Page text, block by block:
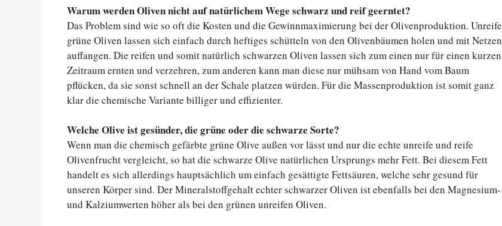
Warum werden Oliven nicht auf natürlichem Wege schwarz und reif geerntet?
Das Problem sind wie so oft die Kosten und die Gewinnmaximierung bei der Olivenproduktion. Unreife
grüne Oliven lassen sich einfach durch heftiges schütteln von den Olivenbäumen holen und mit Netzen
auffangen. Die reifen und somit natürlich schwarzen Oliven lassen sich zum einen nur für einen kurzen
Zeitraum ernten und verzehren, zum anderen kann man diese nur mühsam von Hand vom Baum
pflücken, da sie sonst schnell an der Schale platzen würden. Für die Massenproduktion ist somit ganz
klar die chemische Variante billiger und effizienter.
Welche Olive ist gesünder, die grüne oder die schwarze Sorte?
Wenn man die chemisch gefärbte grüne Olive außen vor lässt und nur die echte unreife und reife
Olivenfrucht vergleicht, so hat die schwarze Olive natürlichen Ursprungs mehr Fett. Bei diesem Fett
handelt es sich allerdings hauptsächlich um einfach gesättigte Fettsäuren, welche sehr gesund für
unseren Körper sind. Der Mineralstoffgehalt echter schwarzer Oliven ist ebenfalls bei den Magnesium-
und Kalziumwerten höher als bei den grünen unreifen Oliven.